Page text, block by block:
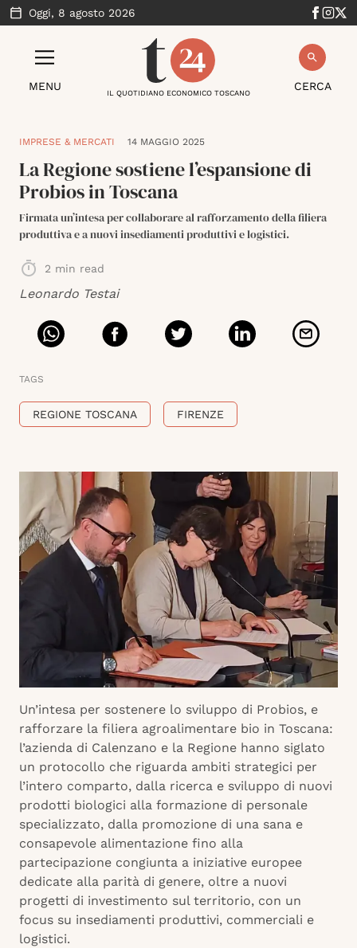
Oggi, 8 agosto 2026
MENU CERCA
IL QUOTIDIANO ECONOMICO TOSCANO
IMPRESE & MERCATI 14 MAGGIO 2025
La Regione sostiene l’espansione di
Probios in Toscana
Firmata un’intesa per collaborare al rafforzamento della filiera
produttiva e a nuovi insediamenti produttivi e logistici.
2 min read
Leonardo Testai
TAGS
REGIONE TOSCANA FIRENZE
Un’intesa per sostenere lo sviluppo di Probios, e
rafforzare la filiera agroalimentare bio in Toscana:
l’azienda di Calenzano e la Regione hanno siglato
un protocollo che riguarda ambiti strategici per
l’intero comparto, dalla ricerca e sviluppo di nuovi
prodotti biologici alla formazione di personale
specializzato, dalla promozione di una sana e
consapevole alimentazione fino alla
partecipazione congiunta a iniziative europee
dedicate alla parità di genere, oltre a nuovi
progetti di investimento sul territorio, con un
focus su insediamenti produttivi, commerciali e
logistici.